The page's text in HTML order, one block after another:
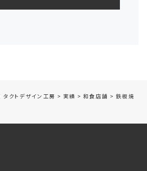
クトデザイン工房 > 実績 > 和食店舗 > 鉄板焼